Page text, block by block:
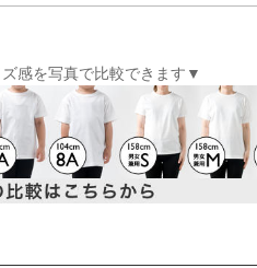
感を写真で比較できます▼